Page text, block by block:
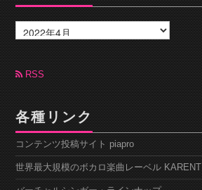
ー
カ
ブ RSS
各種リンク
コンテンツ投稿サイト piapro
世界最大規模のボカロ楽曲レーベル KARENT